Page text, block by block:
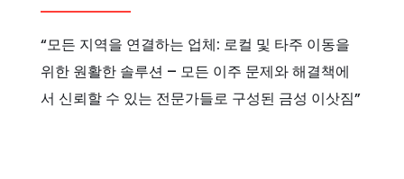
“모든 지역을 연결하는 업체: 로컬 및 타주 이동을
위한 원활한 솔루션 – 모든 이주 문제와 해결책에
서 신뢰할 수 있는 전문가들로 구성된 금성 이삿짐”